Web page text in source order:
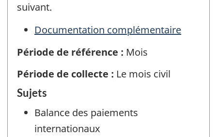
suivant.
Documentation complémentaire
Période de référence : Mois
Période de collecte : Le mois civil
Sujets
Balance des paiements
internationaux